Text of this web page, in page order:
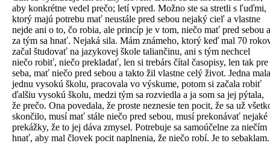
aby konkrétne vedel prečo; letí vpred. Možno ste sa stretli s ľuďmi,
ktorý majú potrebu mať neustále pred sebou nejaký cieľ a vlastne
nejde ani o to, čo robia, ale princíp je v tom, niečo mať pred sebou a
za tým sa hnať. Nejaká sila. Mám známeho, ktorý keď mal 70
začal študovať na jazykovej škole taliančinu, ani s tým nechcel
niečo robiť, niečo prekladať, len si trebárs čítal časopisy, len tak pre
seba, mať niečo pred sebou a takto žil vlastne celý život. Jedna mala
jednu vysokú školu, pracovala vo výskume, potom si začala robiť
ďalšiu vysokú školu, medzi tým sa rozviedla a ja som sa jej pýtala,
že prečo. Ona povedala, že proste neznesie ten pocit, že sa už
skončilo, musí mať stále niečo pred sebou, musí prekonávať nejaké
prekážky, že to jej dáva zmysel. Potrebuje sa samoúčelne za niečím
hnať, aby mal človek pocit naplnenia, že niečo robí. Je to sebaklam.